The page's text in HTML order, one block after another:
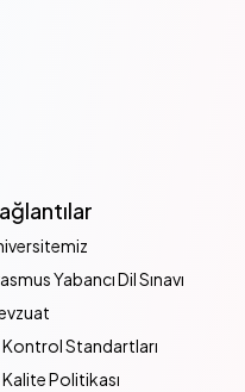
Yabancı Dil Sınavı
Kontrol Standartları
Kalite Politikası